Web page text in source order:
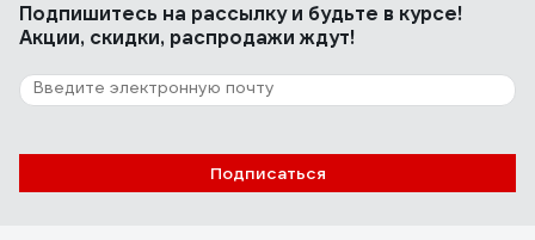
Подпишитесь на рассылкуи будьте в курсе!
Акции, скидки, распродажи ждут!
Подписаться